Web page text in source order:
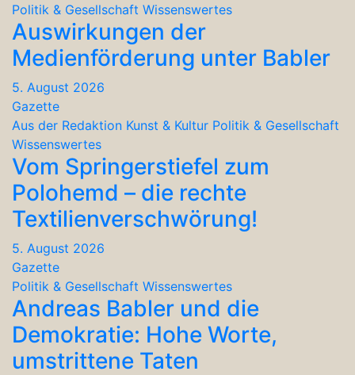
Politik & Gesellschaft Wissenswertes
Auswirkungen der
Medienförderung unter Babler
5. August 2026
Gazette
Aus der Redaktion Kunst & Kultur Politik & Gesellschaft
Wissenswertes
Vom Springerstiefel zum
Polohemd – die rechte
Textilienverschwörung!
5. August 2026
Gazette
Politik & Gesellschaft Wissenswertes
Andreas Babler und die
Demokratie: Hohe Worte,
umstrittene Taten